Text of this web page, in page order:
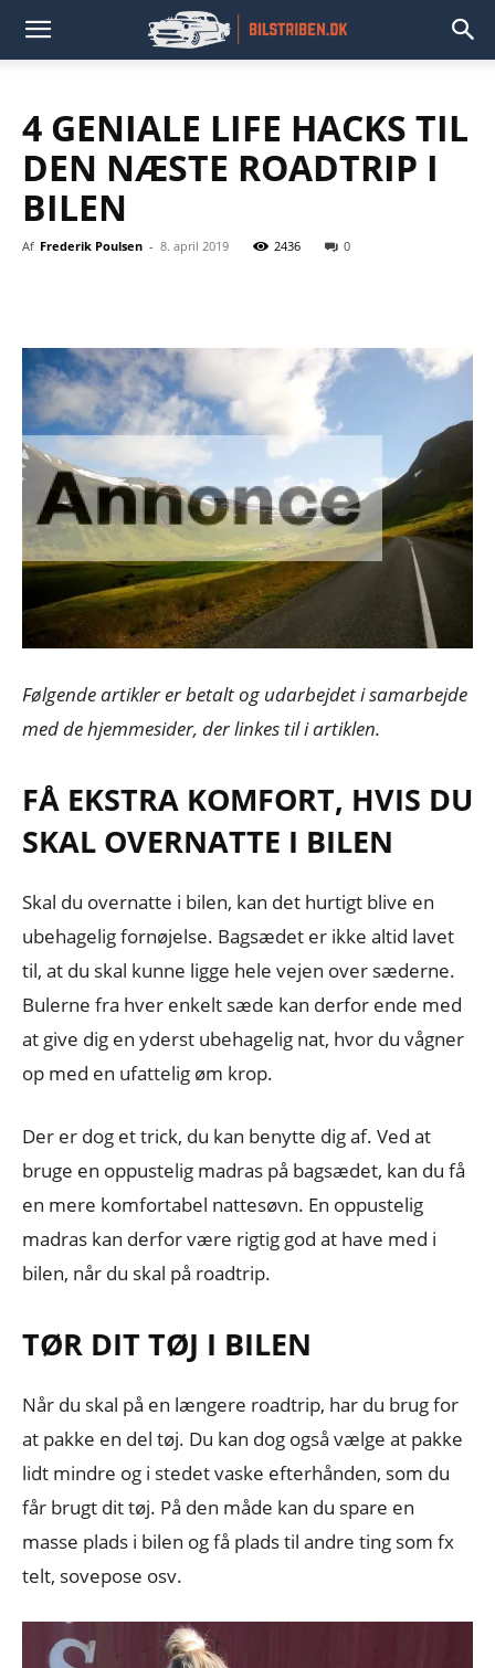
4 GENIALE LIFE HACKS TIL
DEN NÆSTE ROADTRIP I
BILEN
Af Frederik Poulsen - 8. april 2019 2436 0
Følgende artikler er betalt og udarbejdet i samarbejde
med de hjemmesider, der linkes til i artiklen.
FÅ EKSTRA KOMFORT, HVIS DU
SKAL OVERNATTE I BILEN
Skal du overnatte i bilen, kan det hurtigt blive en
ubehagelig fornøjelse. Bagsædet er ikke altid lavet
til, at du skal kunne ligge hele vejen over sæderne.
Bulerne fra hver enkelt sæde kan derfor ende med
at give dig en yderst ubehagelig nat, hvor du vågner
op med en ufattelig øm krop.
Der er dog et trick, du kan benytte dig af. Ved at
bruge en oppustelig madras på bagsædet, kan du få
en mere komfortabel nattesøvn. En oppustelig
madras kan derfor være rigtig god at have med i
bilen, når du skal på roadtrip.
TØR DIT TØJ I BILEN
Når du skal på en længere roadtrip, har du brug for
at pakke en del tøj. Du kan dog også vælge at pakke
lidt mindre og i stedet vaske efterhånden, som du
får brugt dit tøj. På den måde kan du spare en
masse plads i bilen og få plads til andre ting som fx
telt, sovepose osv.